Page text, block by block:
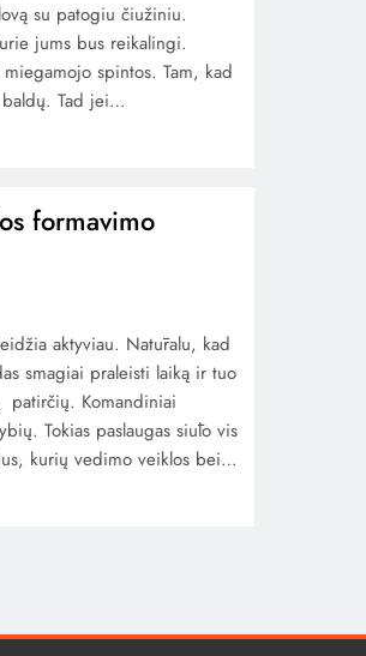
su patogiu čiužiniu.
jums bus reikalingi.
spintos. Tam, kad
baldų. Tad jei…
formavimo
aktyviau. Natūralu, kad
smagiai praleisti laiką ir tuo
patirčių. Komandiniai
Tokias paslaugas siūlo vis
kurių vedimo veiklos bei…